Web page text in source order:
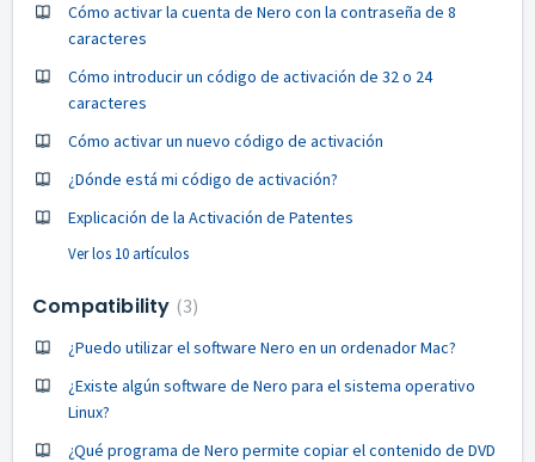
Cómo activar la cuenta de Nero con la contraseña de 8
caracteres
Cómo introducir un código de activación de 32 o 24
caracteres
Cómo activar un nuevo código de activación
¿Dónde está mi código de activación?
Explicación de la Activación de Patentes
Ver los 10 artículos
Compatibility 3
¿Puedo utilizar el software Nero en un ordenador Mac?
¿Existe algún software de Nero para el sistema operativo
Linux?
¿Qué programa de Nero permite copiar el contenido de DVD